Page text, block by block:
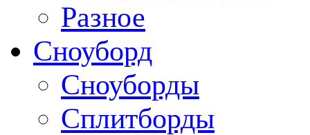
Разное
Сноуборд
Сноуборды
Сплитборды